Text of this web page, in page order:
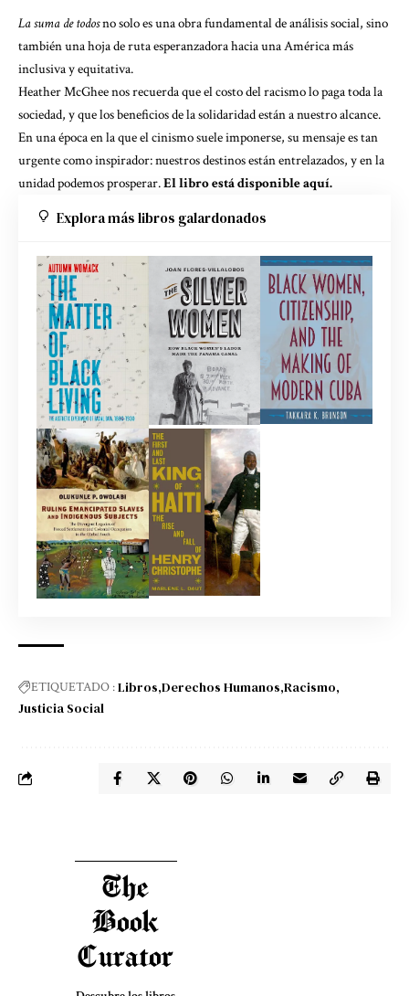
La suma de todosno solo es una obra fundamental de análisis social, sino
también una hoja de ruta esperanzadora hacia una América más
inclusiva y equitativa.
Heather McGhee nos recuerda que el costo del racismo lo paga toda la
sociedad, y que los beneficios de la solidaridad están a nuestro alcance.
En una época en la que el cinismo suele imponerse, su mensaje es tan
urgente como inspirador: nuestros destinos están entrelazados, y en la
unidad podemos prosperar.El libro está disponible aquí.
Explora más libros galardonados
ETIQUETADO :Libros Derechos Humanos Racismo
Justicia Social
The
Book
Curator